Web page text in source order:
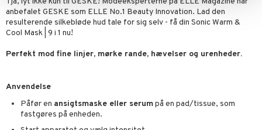
anbefalet GESKE som ELLE No.1 Beauty Innovation. Lad den
resulterende silkebløde hud tale for sig selv - få din Sonic Warm &
Cool Mask | 9 i 1 nu!
Perfekt mod fine linjer, mørke rande, hævelser og urenheder.
Anvendelse
Påfør en ansigtsmaske eller serumpå en pad/tissue, som
fastgøres på enheden.